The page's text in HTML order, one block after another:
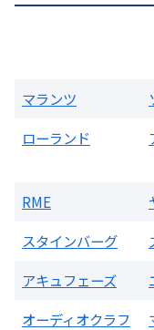
買取価
マランツ
ローランド
RME
スタインバーグ
アキュフェーズ
オーディオクラフ